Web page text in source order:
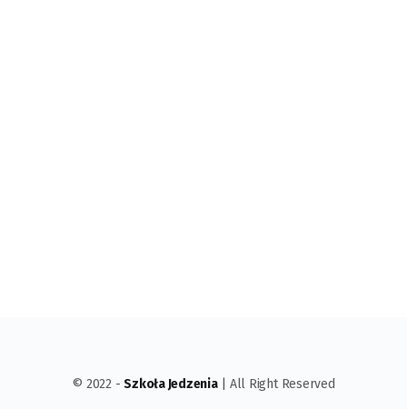
© 2022 -Szkoła Jedzenia| All Right Reserved